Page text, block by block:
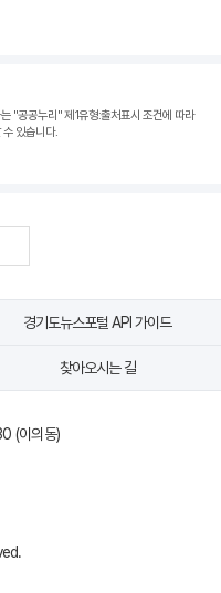
"공공누리"제1유형:출처표시 조건에 따라
수 있습니다.
경기도뉴스포털 API 가이드
찾아오시는 길
(이의동)